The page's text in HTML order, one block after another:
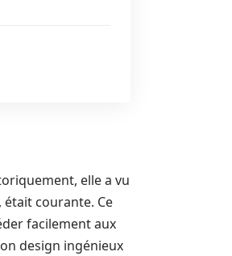
elle a vu
courante. Ce
facilement aux
design ingénieux